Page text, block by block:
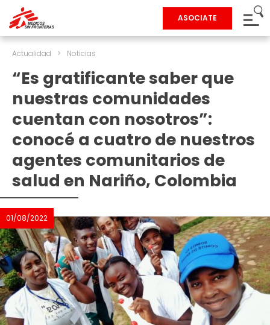
ASOCIATE
Actualidad > Noticias
“Es gratificante saber que
nuestras comunidades
cuentan con nosotros”:
conocé a cuatro de nuestros
agentes comunitarios de
salud en Nariño, Colombia
01/08/2022